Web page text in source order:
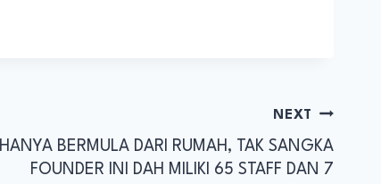
NEXT
HANYA BERMULA DARI RUMAH, TAK SANGKA
FOUNDER INI DAH MILIKI 65 STAFF DAN 7